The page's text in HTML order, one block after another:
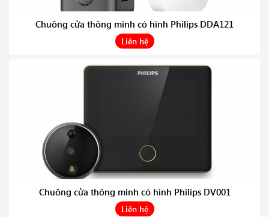
Chuông cửa thông minh có hình Philips DDA121
Liên hệ
Chuông cửa thông minh có hình Philips DV001
Liên hệ